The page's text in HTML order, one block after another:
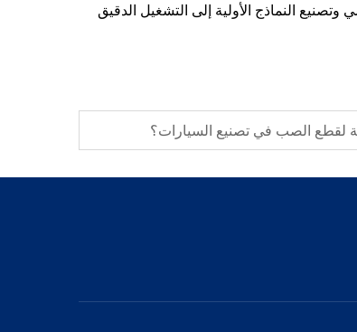
وتصنيع النماذج الأولية إلى التشغيل الدقيق
لقطع الصب في تصنيع السيارات؟